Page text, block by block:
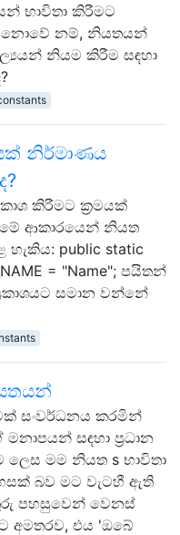
භාවිතා කිරීමට
නොවේ නම්, නියතයන්
නියම කිරීම සඳහා
නිර්මාණය
කිරීමට ක්‍රමයක්
මේ ආකාරයෙන් නියත
public static
= "Name"; පයිතන්
සමාන වන්නේ
සංවර්ධනය කරමින්
සඳහා ප්‍රධාන
ලෙස මම නියත s භාවිතා
බව මට වැටහී ඇති
පහසුවෙන් වෙනස්
අමතරව, එය 'ඔබේ